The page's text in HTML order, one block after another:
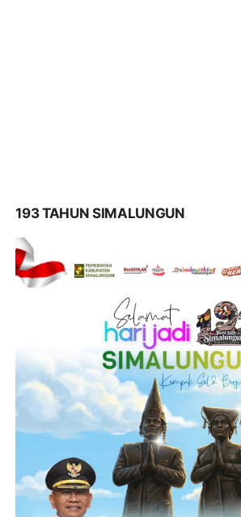
193 TAHUN SIMALUNGUN